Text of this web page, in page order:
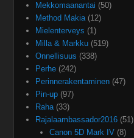
Mekkomaanantai (50)
Method Makia(12)
Mielenterveys (1)
Milla & Markku (519)
Onnellisuus (338)
Perhe (242)
Perinnerakentaminen (47)
Pin-up (97)
Raha(33)
Rajalaambassador2016 (51)
Canon 5D Mark IV(8)